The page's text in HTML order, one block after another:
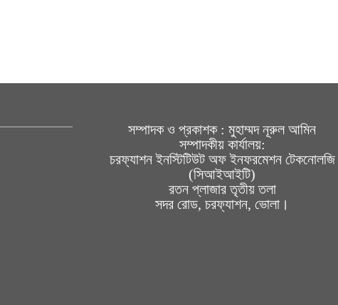
সম্পাদক ও প্রকাশক : মুহাম্মদ নূরুল আমিন
সম্পাদকীয় কার্যালয়:
চরফ্যাশন ইনস্টিটিউট অফ ইনফরমেশন টেকনোলজি
(সিআইআইটি)
রতন প্লাজার তৃতীয় তলা
সদর রোড, চরফ্যাশন, ভোলা।